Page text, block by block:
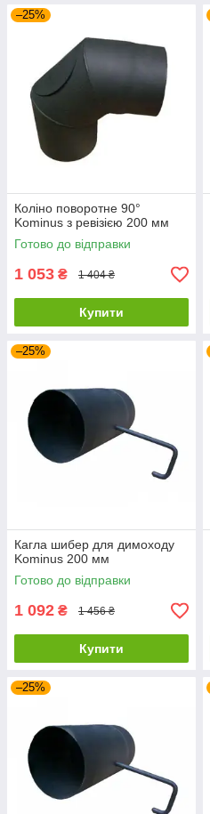
–25%
Коліно поворотне 90°
Kominus з ревізією 200 мм
Готово до відправки
1 053 ₴ 1 404 ₴
Купити
–25%
Кагла шибер для димоходу
Kominus 200 мм
Готово до відправки
1 092 ₴ 1 456 ₴
Купити
–25%